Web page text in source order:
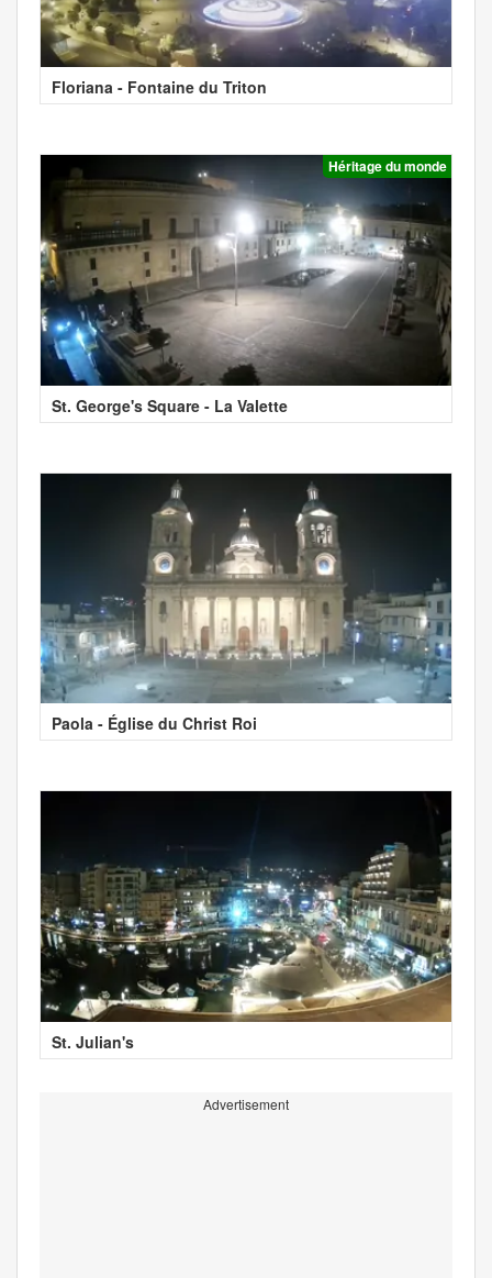
Floriana - Fontaine du Triton
Héritage du monde
St. George's Square - La Valette
Paola - Église du Christ Roi
St. Julian's
Advertisement